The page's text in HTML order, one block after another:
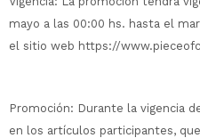
mayo a las 00:00 hs. hasta el
el sitio web https://
Promoción: Durante la vigencia
en los artículos participantes,